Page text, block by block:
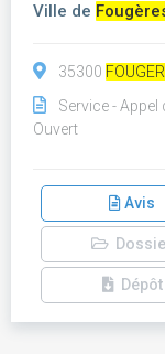
Ville de
35300
Service - Appel
Ouvert
Avis
Dépôt